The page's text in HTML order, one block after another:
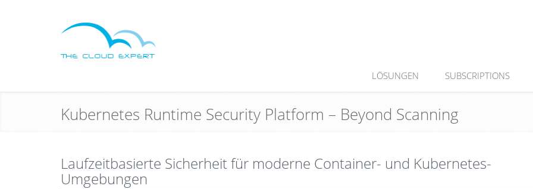
LÖSUNGEN SUBSCRIPTIONS
Kubernetes Runtime Security Platform – Beyond Scanning
Laufzeitbasierte Sicherheit für moderne Container- und Kubernetes-
Umgebungen